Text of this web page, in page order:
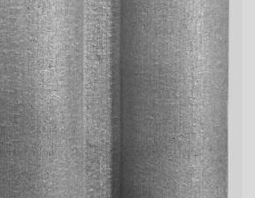
branca
cores
mesclada
preço
valor
vermelha